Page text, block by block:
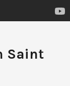
Saint